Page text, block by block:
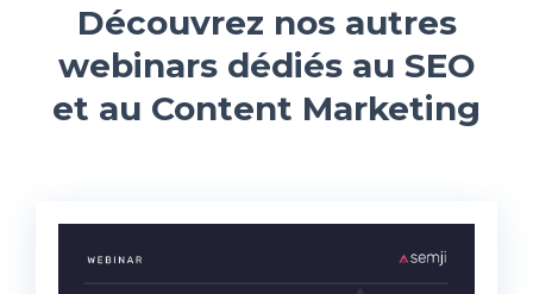
Découvrez nos autres
webinars dédiés au SEO
et au Content Marketing